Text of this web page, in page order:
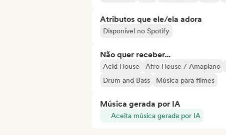
Atributos que ele/ela adora
Disponível no Spotify
Não quer receber...
Acid House Afro House / Amapiano
Drum and Bass
Música para filmes
Música gerada por IA
Aceita música gerada por IA